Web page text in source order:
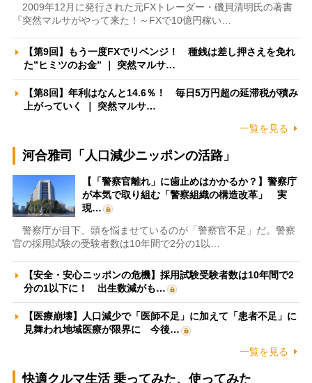
2009年12月に発行された元FXトレーダー・磯貝清明氏の著書
『突然マルサがやって来た！～FXで10億円稼い…
【第9回】もう一度FXでリベンジ！ 種銭は差し押さえを免れ
た”ヒミツのお金” ｜ 突然マルサ…
【第8回】年利はなんと14.6％！ 毎日5万円超の延滞税が積み
上がっていく ｜ 突然マルサ…
一覧を見る
河合雅司「人口減少ニッポンの活路」
【「警察官離れ」に歯止めはかかるか？】警察庁
が本気で取り組む「警察組織の構造改革」 実
現…
警察庁が目下、頭を悩ませているのが「警察官不足」だ。警察
官の採用試験の受験者数は10年間で2分の1以…
【安全・安心ニッポンの危機】採用試験受験者数は10年間で2
分の1以下に！ 出生数減がも…
【医療崩壊】人口減少で「医師不足」に加えて「患者不足」に
見舞われ地域医療が限界に 今後…
一覧を見る
快適クルマ生活 乗ってみた、使ってみた